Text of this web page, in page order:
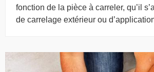
fonction de la pièce à carreler, qu’il
de carrelage extérieur ou